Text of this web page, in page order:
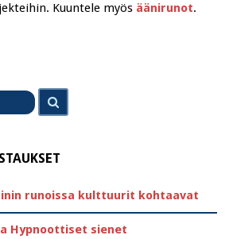
Kuuntele myös äänirunot.
runoissa kulttuurit kohtaavat
Hypnoottiset sienet